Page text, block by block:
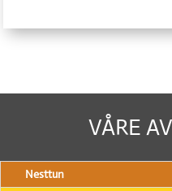
VÅRE
Nesttun